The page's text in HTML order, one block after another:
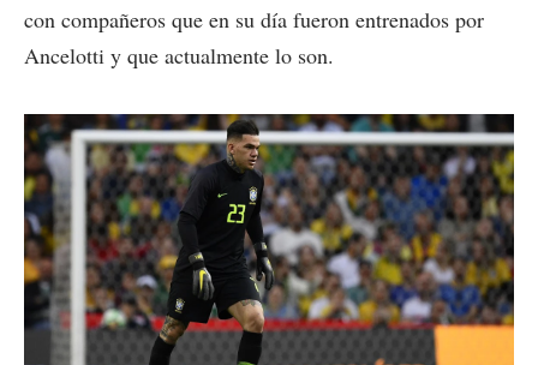
con compañeros que en su día fueron entrenados por
Ancelotti y que actualmente lo son.